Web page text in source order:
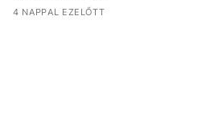
4 NAPPAL EZELŐTT